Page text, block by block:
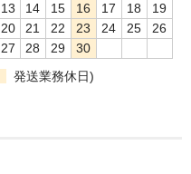
13 14 15 16 17 18
19
20
21 22 23 24 25
26
27
28 29
30
発送業務休日)